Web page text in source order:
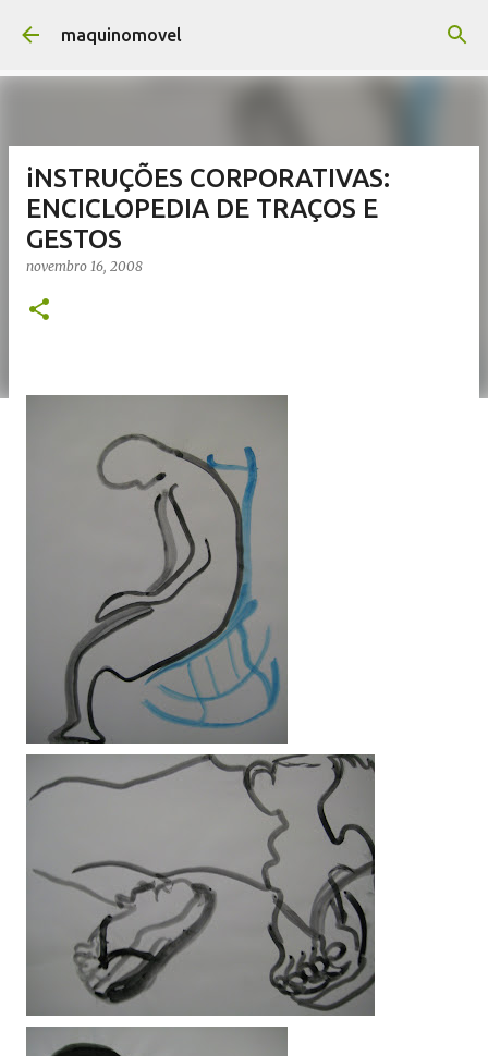
Pular para o conteúdo principal
maquinomovel
iNSTRUÇÕES CORPORATIVAS:
ENCICLOPEDIA DE TRAÇOS E
GESTOS
novembro 16, 2008